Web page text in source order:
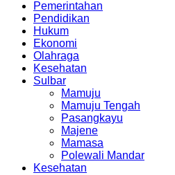
Pemerintahan
Pendidikan
Hukum
Ekonomi
Olahraga
Kesehatan
Sulbar
Mamuju
Mamuju Tengah
Pasangkayu
Majene
Mamasa
Polewali Mandar
Kesehatan